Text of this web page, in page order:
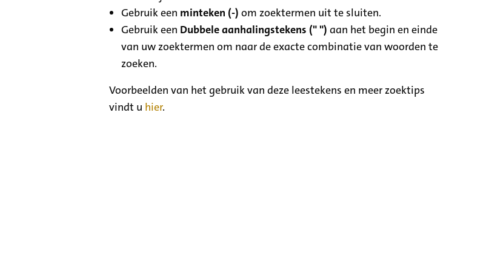
Gebruik een minteken (-) om zoektermen uit te sluiten.
Gebruik een Dubbele aanhalingstekens (" ") aan het begin en einde
van uw zoektermen om naar de exacte combinatie van woorden te
zoeken.
Voorbeelden van het gebruik van deze leestekens en meer zoektips
vindt u hier.